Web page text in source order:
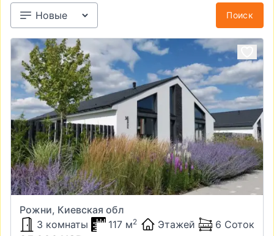
Поиск
Рожни, Киевская обл
3 комнаты
117 м2 Этажей 6 Соток